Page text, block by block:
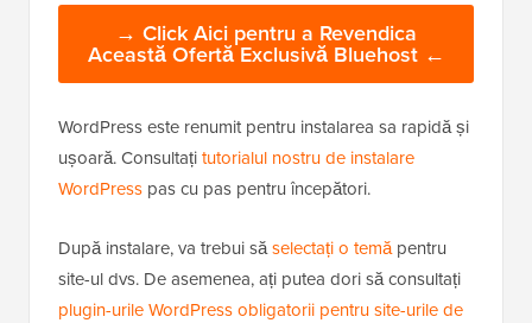
→ Click Aici pentru a Revendica
Această Ofertă Exclusivă Bluehost ←
WordPress este renumit pentru instalarea sa rapidă și
ușoară. Consultațitutorialul nostru de instalare
WordPress pas cu pas pentru începători.
După instalare, va trebui săselectați o temăpentru
site-ul dvs. De asemenea, ați putea dori să consultați
plugin-urile WordPress obligatorii pentru site-urile de